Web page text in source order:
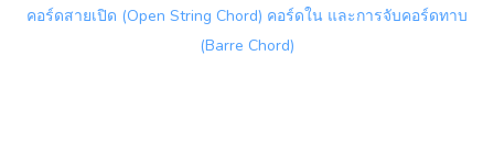
คอร์ดสายเปิด (Open String Chord) คอร์ดใน และการจับคอร์ดทาบ
(Barre Chord)